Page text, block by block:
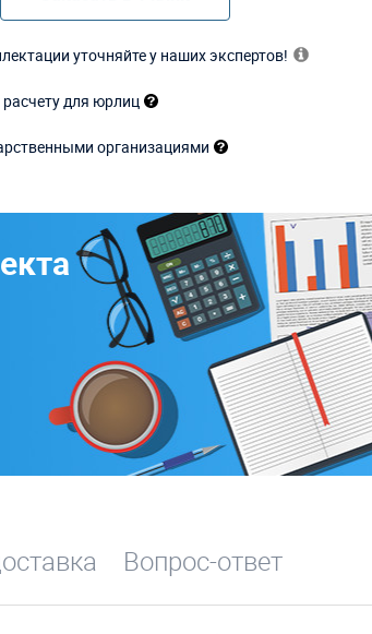
уточняйте у наших экспертов!
для юрлиц
организациями
Вопрос-ответ